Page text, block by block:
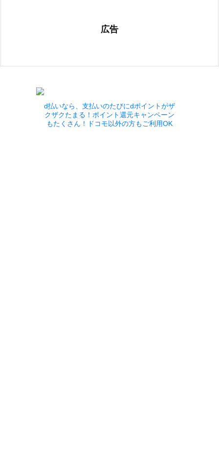
広告
d払いなら、支払いのたびにdポイントがザ
クザクたまる！ポイント還元キャンペーン
もたくさん！ドコモ以外の方もご利用OK